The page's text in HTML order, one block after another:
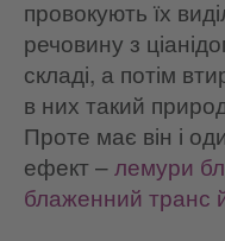
провокують їх
речовину з
складі, а потім
в них такий
Проте має він і
ефект – лемури
блаженний транс